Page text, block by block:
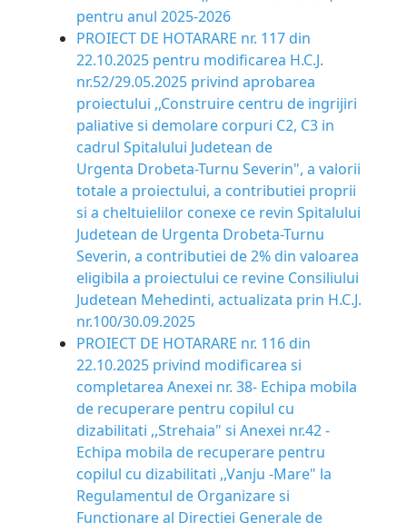
pentru anul 2025-2026
PROIECT DE HOTARARE nr. 117 din
22.10.2025 pentru modificarea H.C.J.
nr.52/29.05.2025 privind aprobarea
proiectului ,,Construire centru de ingrijiri
paliative si demolare corpuri C2, C3 in
cadrul Spitalului Judetean de
Urgenta Drobeta-Turnu Severin", a valorii
totale a proiectului, a contributiei proprii
si a cheltuielilor conexe ce revin Spitalului
Judetean de Urgenta Drobeta-Turnu
Severin, a contributiei de 2% din valoarea
eligibila a proiectului ce revine Consiliului
Judetean Mehedinti, actualizata prin H.C.J.
nr.100/30.09.2025
PROIECT DE HOTARARE nr. 116 din
22.10.2025 privind modificarea si
completarea Anexei nr. 38- Echipa mobila
de recuperare pentru copilul cu
dizabilitati ,,Strehaia" si Anexei nr.42 -
Echipa mobila de recuperare pentru
copilul cu dizabilitati ,,Vanju -Mare" la
Regulamentul de Organizare si
Functionare al Directiei Generale de